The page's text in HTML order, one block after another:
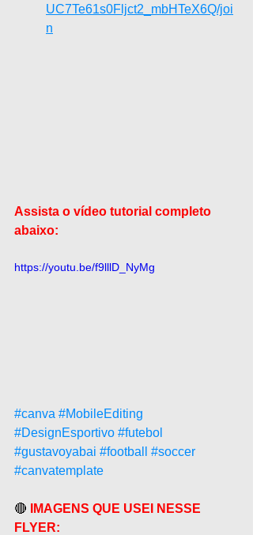
UC7Te61s0Fljct2_mbHTeX6Q/joi
n
Assista o vídeo tutorial completo
abaixo:
https://youtu.be/f9lllD_NyMg
#canva #MobileEditing
#DesignEsportivo #futebol
#gustavoyabai #football
#soccer
#canvatemplate
🔴 IMAGENS QUE USEI NESSE
FLYER: